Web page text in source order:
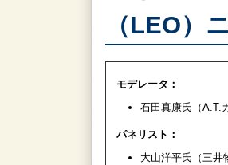
（LEO）
モデレータ：
石田真康氏（A.T.
パネリスト：
大山洋平氏（三井